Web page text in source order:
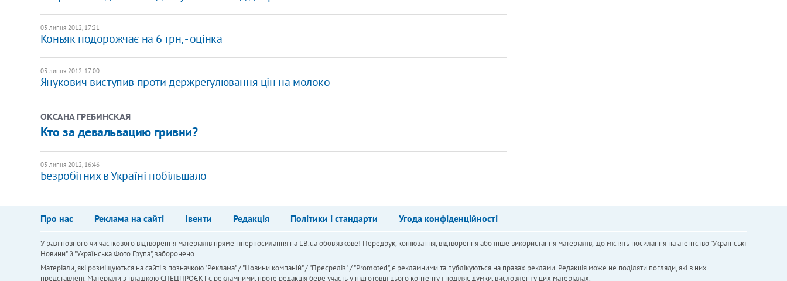
03 липня 2012, 17:21
Коньяк подорожчає на 6 грн, - оцінка
03 липня 2012, 17:00
Янукович виступив проти держрегулювання цін на молоко
ОКСАНА ГРЕБИНСКАЯ
Кто за девальвацию гривни?
03 липня 2012, 16:46
Безробітних в Україні побільшало
Про нас Реклама на сайті Івенти Редакція Політики і стандарти Угода конфіденційності
У разі повного чи часткового відтворення матеріалів пряме гіперпосилання на LB.ua обов'язкове! Передрук, копіювання, відтворення або інше використання матеріалів, що містять посилання на агентство "Українськi
Новини" й "Українська Фото Група", заборонено.
Матеріали, які розміщуються на сайті з позначкою "Реклама" / "Новини компаній" / "Пресреліз" / "Promoted", є рекламними та публікуються на правах реклами. Редакція може не поділяти погляди, які в них
представлені. Матеріали з плашкою СПЕЦПРОЄКТ є рекламними, проте редакція бере участь у підготовці цього контенту і поділяє думки, висловлені у цих матеріалах.